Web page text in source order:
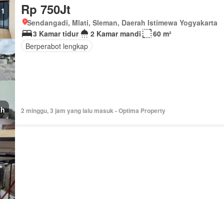
1 Rp 750Jt
Sendangadi, Mlati, Sleman, Daerah Istimewa Yogyakarta
3 Kamar tidur
2 Kamar mandi
60 m²
Berperabot lengkap
2 minggu, 3 jam yang lalu masuk - Optima Property